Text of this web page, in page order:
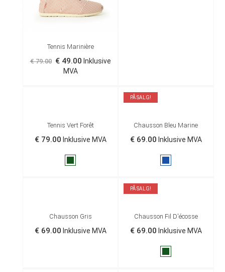
Tennis Marinière
€ 79.00 € 49.00 Inklusive
MVA
Tennis Vert Forêt
€ 79.00 Inklusive MVA
PÅ SALG!
Chausson Bleu Marine
€ 69.00 Inklusive MVA
Chausson Gris
€ 69.00 Inklusive MVA
PÅ SALG!
Chausson Fil D'écosse
€ 69.00 Inklusive MVA